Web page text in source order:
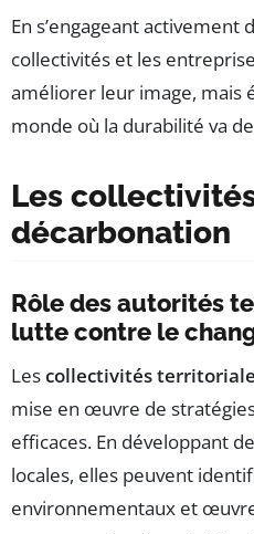
En s’engageant activement
collectivités et les
améliorer leur image, mais
monde où la durabilité va
Les
décarbonation
Rôle des autorités
lutte contre le
Lescollectivités
mise en œuvre de
efficaces. En développant
locales, elles peuvent
environnementaux et